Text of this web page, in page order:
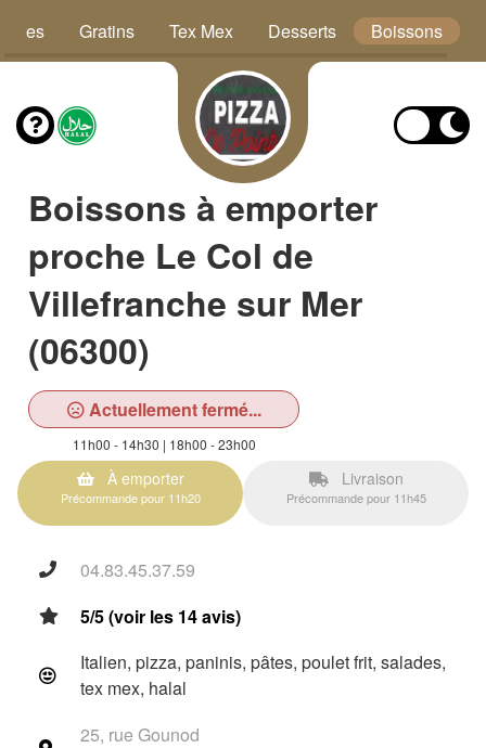
Pâtes Gratins Tex Mex Desserts Boissons
Boissons à emporter
proche Le Col de
Villefranche sur Mer
(06300)
Actuellement fermé...
11h00 - 14h30 | 18h00 - 23h00
À emporter
Précommande pour 11h20
Livraison
Précommande pour 11h45
04.83.45.37.59
5/5 (voir les 14 avis)
Italien, pizza, paninis, pâtes, poulet frit, salades,
tex mex, halal
25, rue Gounod